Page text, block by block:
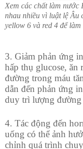
Xem các chất làm nước
nhau nhiều vì luật lệ Âu
yellow 6 và red 4 để làm
3. Giảm phản ứng
hấp thụ glucose, ăn
đường trong máu
dẫn đến phản ứng
duy trì lượng
4. Tác động đến
uống có thể ảnh
chỉnh quá trình